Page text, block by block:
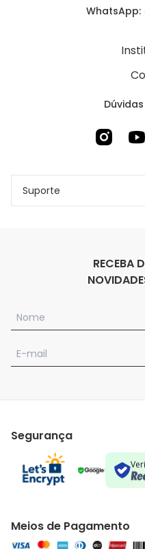
WhatsApp:
Suporte
RECEBA
Segurança
Meios de Pagamento